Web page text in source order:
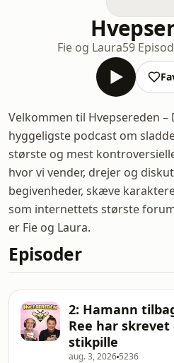
Fie og Laura59
Velkommen til Hvepsereden
hyggeligste podcast om
største og mest
hvor vi vender, drejer og
begivenheder, skæve
som internettets største
er Fie og Laura.
Episoder
2: Hamann
Ree har skrevet
stikpille
aug. 3, 2026 5236